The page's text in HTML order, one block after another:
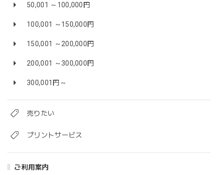
50,001 ～100,000円
100,001 ～150,000円
150,001 ～200,000円
200,001 ～300,000円
300,001円～
売りたい
プリントサービス
ご利用案内